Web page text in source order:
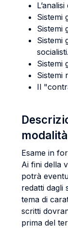
Sistemi
Sistemi
Sistemi
socialisti.
Sistemi
Sistemi
Il
Esame in
Ai fini della
potrà
redatti dagli
tema di
scritti
prima del